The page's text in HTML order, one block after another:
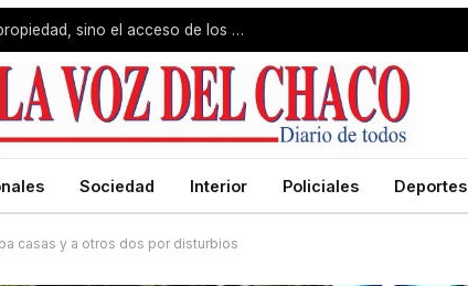
Jorge Capitanich: «El problema no es la propiedad, sino el acceso de los pobres»
Sociedad Interior Policiales Deportes
casas y a otros dos por disturbios